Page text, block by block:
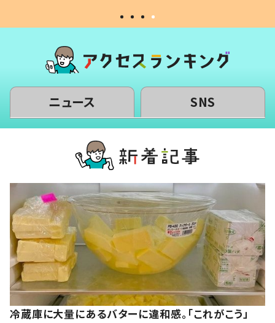
ニュース SNS
冷蔵庫に大量にあるバターに違和感。「これがこう」